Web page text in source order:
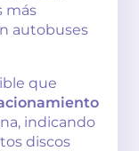
más
autobuses
que
indicando
discos